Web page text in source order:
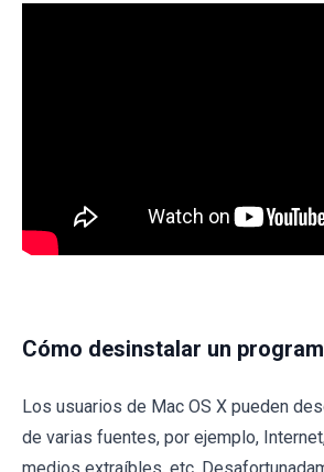
Cómo desinstalar un
Los usuarios de Mac OS X pueden
de varias fuentes, por ejemplo,